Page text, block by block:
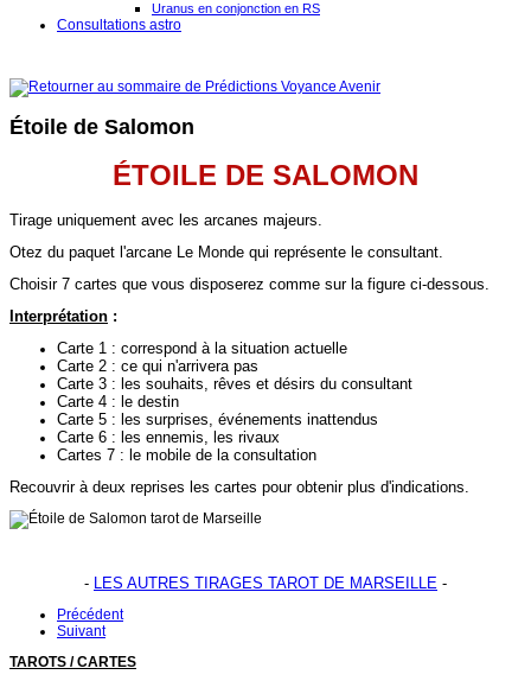
Uranus en conjonction en RS
Consultations astro
Étoile de Salomon
ÉTOILE DE SALOMON
Tirage uniquement avec les arcanes majeurs.
Otez du paquet l'arcane Le Monde qui représente le consultant.
Choisir 7 cartes que vous disposerez comme sur la figure ci-dessous.
Interprétation :
Carte 1 : correspond à la situation actuelle
Carte 2 : ce qui n'arrivera pas
Carte 3 : les souhaits, rêves et désirs du consultant
Carte 4 : le destin
Carte 5 : les surprises, événements inattendus
Carte 6 : les ennemis, les rivaux
Cartes 7 : le mobile de la consultation
Recouvrir à deux reprises les cartes pour obtenir plus d'indications.
- LES AUTRES TIRAGES TAROT DE MARSEILLE -
Précédent
Suivant
TAROTS / CARTES